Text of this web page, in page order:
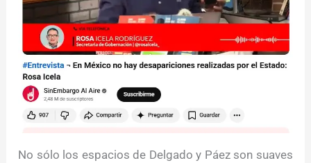
No sólo los espacios de Delgado y Páez son suaves